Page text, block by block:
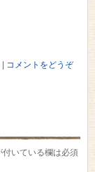
コメントをどうぞ
付いている欄は必須